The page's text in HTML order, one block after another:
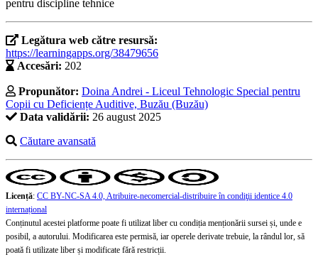
pentru discipline tehnice
Legătura web către resursă:
https://learningapps.org/38479656
Accesări: 202
Propunător: Doina Andrei - Liceul Tehnologic Special pentru
Copii cu Deficiențe Auditive, Buzău (Buzău)
Data validării: 26 august 2025
Căutare avansată
Licență: CC BY-NC-SA 4.0, Atribuire-necomercial-distribuire în condiţii identice 4.0
internațional
Conținutul acestei platforme poate fi utilizat liber cu condiția menționării sursei și, unde e
posibil, a autorului. Modificarea este permisă, iar operele derivate trebuie, la rândul lor, să
poată fi utilizate liber și modificate fără restricții.